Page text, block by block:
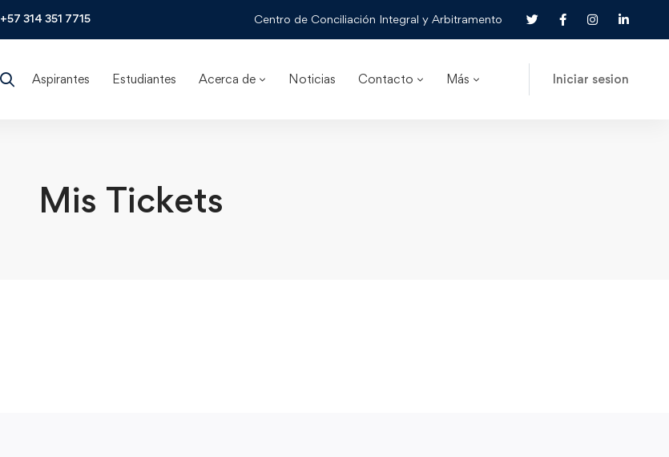
+57 314 351 7715 Centro de Conciliación Integral y Arbitramento
Aspirantes Estudiantes Acerca de Noticias Contacto Más Iniciar sesion
Mis Tickets